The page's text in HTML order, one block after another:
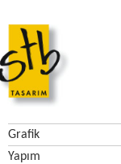
Grafik
Yapım